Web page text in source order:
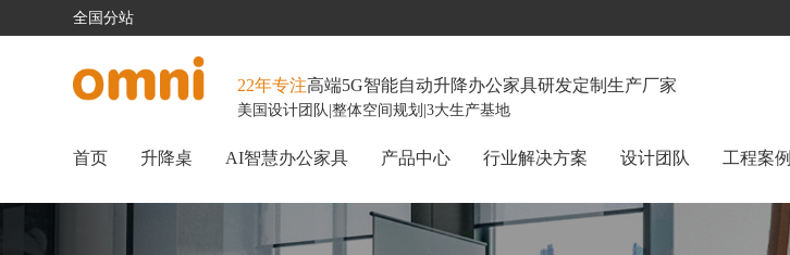
全国分站
22年专注高端5G智能自动升降办公家具研发定制生产厂家
美国设计团队 |整体空间规划 |3大生产基地
首页 升降桌 AI智慧办公家具 产品中心 行业解决方案 设计团队 工程案例